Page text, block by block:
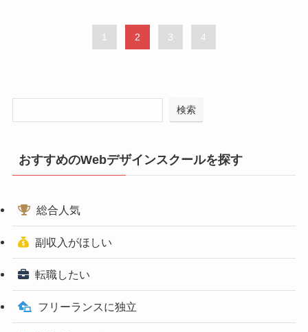
1 2 3 4
検索
おすすめのWebデザインスクールを探す
総合人気
副収入がほしい
転職したい
フリーランスに独立